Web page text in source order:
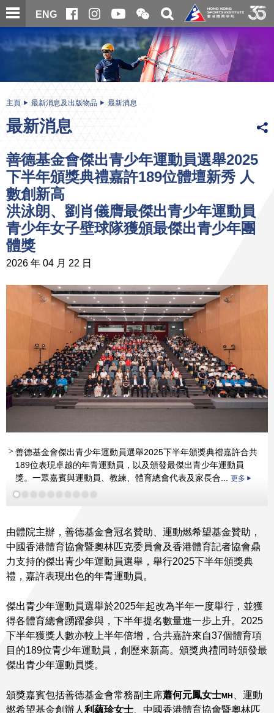
跳
至
內
ENG
開
合
微
信
二
維
碼
關
搜
尋
内
主頁 最新消息及出版物品 最新消息
最新消息
善德基金會傑出青少年運動員選舉2025
下半年頒獎典禮嘉許189位體壇新秀 人
數創新高
洪泳朗、劉肖儀膺最傑出青少年運動員
青少年女子壁球隊獲頒最傑出青少年團
體獎
2026 年 04 月 22 日
善德基金會傑出青少年運動員選舉2025下半年頒獎典禮嘉許合共
189位表現卓越的年青運動員，以及頒發最傑出青少年運動員
獎。一眾嘉賓與運動員、教練、體育總會代表及家長合... 更多
蕭何元鳳女士MH
蕭何元鳳女士MH
莫君逸先生
蕭何元鳳女士MH
莫君逸先生
洪泳朗
劉肖儀
由體院主辦，善德基金會冠名贊助、運動燃希望基金贊助，
中國香港體育協會暨奧林匹克委員會及香港體育記者協會鼎
力支持的傑出青少年運動員選舉，舉行2025下半年頒獎典
禮，嘉許表現出色的年青運動員。
傑出青少年運動員選舉於2025年起改為半年一度舉行，並獲
得各體育總會踴躍參與，下半年提名數量進一步上升。2025
下半年獲獎人數亦較上半年倍增，合共嘉許來自37個體育項
目的189位青少年運動員，創歷來新高。頒獎典禮同時頒發最
傑出青少年運動員獎。
頒獎嘉賓包括善德基金會常務副主席蕭何元鳳女士MH
、運動
燃希望基金創辦人 利蘊珍女士 、中國香港體育協會暨奧林匹